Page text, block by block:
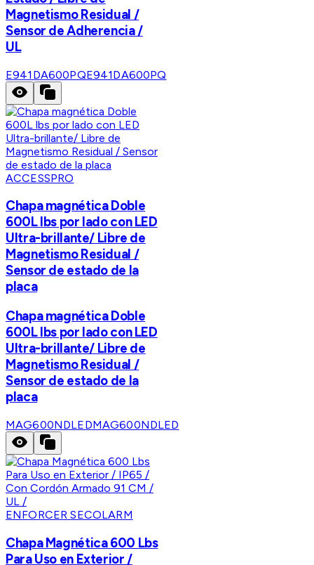
Magnetismo Residual /
Sensor de Adherencia /
UL
E941DA600PQE941DA600PQ
ACCESSPRO
Chapa magnética Doble
600L lbs por lado con LED
Ultra-brillante/ Libre de
Magnetismo Residual /
Sensor de estado de la
placa
Chapa magnética Doble
600L lbs por lado con LED
Ultra-brillante/ Libre de
Magnetismo Residual /
Sensor de estado de la
placa
MAG600NDLEDMAG600NDLED
ENFORCER SECOLARM
Chapa Magnética 600 Lbs
Para Uso en Exterior /